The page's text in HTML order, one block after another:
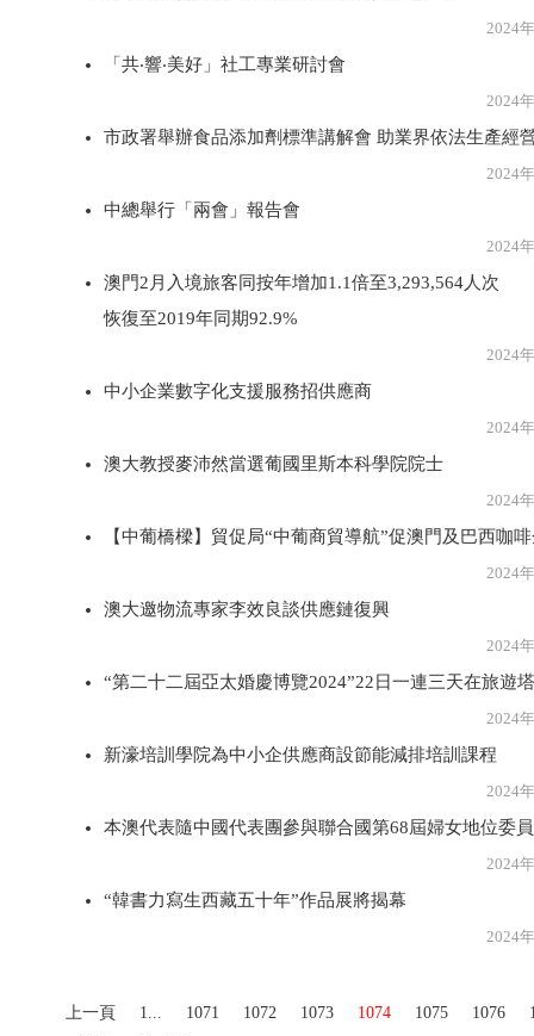
2024年3月20
「共‧響‧美好」社工專業研討會
2024年3月20
市政署舉辦食品添加劑標準講解會 助業界依法生產經
2024年3月20
中總舉行「兩會」報告會
2024年3月20
澳門2月入境旅客同按年增加1.1倍至3,293,564人次
恢復至2019年同期92.9%
2024年3月20
中小企業數字化支援服務招供應商
2024年3月20
澳大教授麥沛然當選葡國里斯本科學院院士
2024年3月20
【中葡橋樑】貿促局“中葡商貿導航”促澳門及巴西咖
2024年3月20
澳大邀物流專家李效良談供應鏈復興
2024年3月20
“第二十二屆亞太婚慶博覽2024”22日一連三天在旅遊
2024年3月20
新濠培訓學院為中小企供應商設節能減排培訓課程
2024年3月20
本澳代表隨中國代表團參與聯合國第68屆婦女地位委
2024年3月20
“韓書力寫生西藏五十年”作品展將揭幕
2024年3月20
上一頁 1... 1071 1072 1073 1074 1075 1076